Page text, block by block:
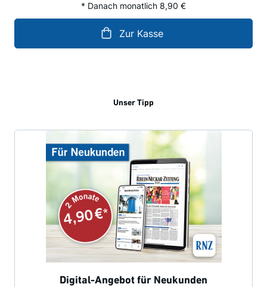
* Danach monatlich 8,90 €
Zur Kasse
Unser Tipp
Digital-Angebot für Neukunden